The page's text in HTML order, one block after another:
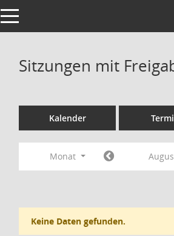
Toggle navigation
Sitzungen mit
Kalender
Monat
Keine Daten gefunden.